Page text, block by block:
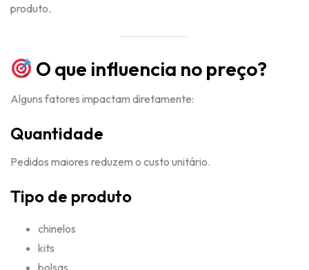
produto.
O que influencia no preço?
Alguns fatores impactam diretamente:
Quantidade
Pedidos maiores reduzem o custo unitário.
Tipo de produto
chinelos
kits